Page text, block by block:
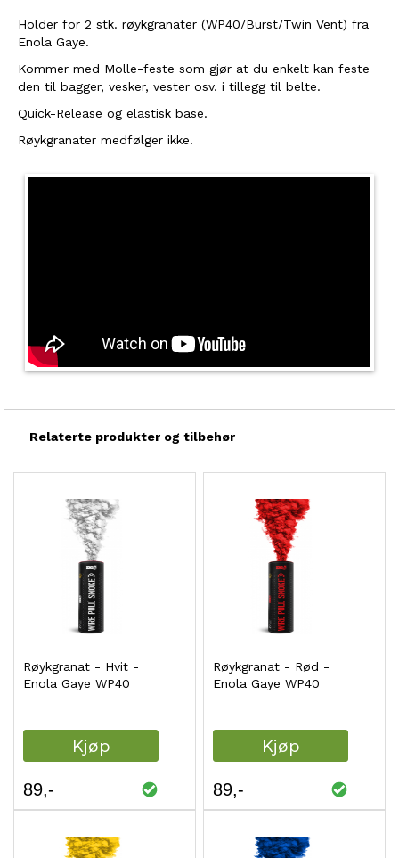
Holder for 2 stk. røykgranater (WP40/Burst/Twin Vent) fra
Enola Gaye.
Kommer med Molle-feste som gjør at du enkelt kan feste
den til bagger, vesker, vester osv. i tillegg til belte.
Quick-Release og elastisk base.
Røykgranater medfølger ikke.
Relaterte produkter og tilbehør
Røykgranat - Hvit -
Enola Gaye WP40
Kjøp
89
Røykgranat - Rød -
Enola Gaye WP40
Kjøp
89